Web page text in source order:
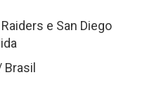
e San Diego